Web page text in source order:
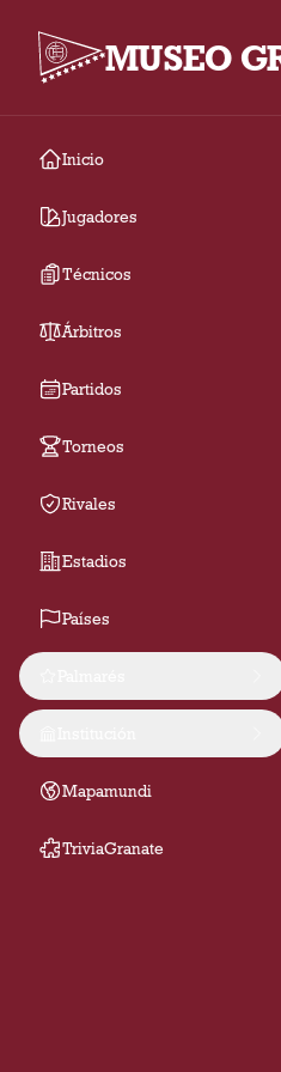
MUSEO
Inicio
Jugadores
Técnicos
Árbitros
Partidos
Torneos
Rivales
Estadios
Países
Mapamundi
TriviaGranate